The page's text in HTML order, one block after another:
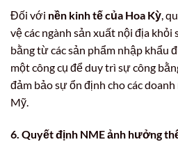
Đối với nền kinh tế của Hoa Kỳ,
vệ các ngành sản xuất nội địa
bằng từ các sản phẩm nhập khẩu
một công cụ để duy trì sự công
đảm bảo sự ổn định cho các
Mỹ.
6. Quyết định NME ảnh hưởng